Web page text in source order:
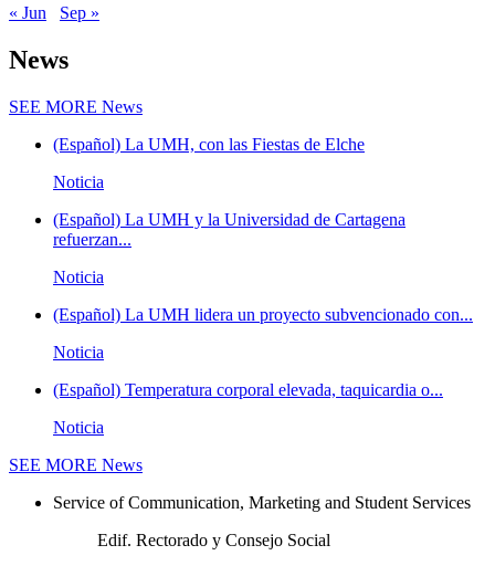
« Jun
Sep »
News
SEE MORE News
(Español) La UMH, con las Fiestas de Elche
Noticia
(Español) La UMH y la Universidad de Cartagena
refuerzan...
Noticia
(Español) La UMH lidera un proyecto subvencionado con...
Noticia
(Español) Temperatura corporal elevada, taquicardia o...
Noticia
SEE MORE News
Service of Communication, Marketing and Student Services
Edif. Rectorado y Consejo Social